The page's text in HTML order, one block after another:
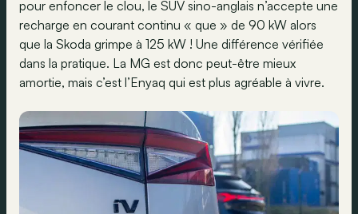
pour enfoncer le clou, le SUV sino-anglais n’accepte une
recharge en courant continu « que » de 90 kW alors
que la Skoda grimpe à 125 kW ! Une différence vérifiée
dans la pratique. La MG est donc peut-être mieux
amortie, mais c’est l’Enyaq qui est plus agréable à vivre.